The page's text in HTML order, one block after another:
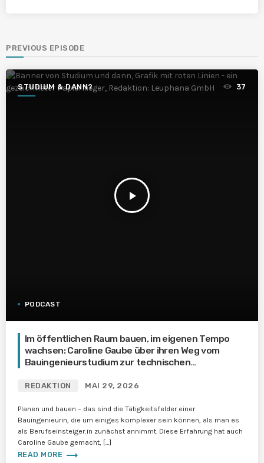
PREVIOUS EPISODE
STUDIUM & DANN?
play_arrow
37
PODCAST
Im öffentlichen Raum bauen, im eigenen Tempo
wachsen: Caroline Gaube über ihren Weg vom
Bauingenieurstudium zur technischen
REDAKTION MAI 29, 2026
Planen und bauen – das sind die Tätigkeitsfelder einer
Bauingenieurin, die um einiges komplexer sein können, als man es
als Berufseinsteiger:in zunächst annimmt. Diese Erfahrung hat auch
Caroline Gaube gemacht, […]
READ MORE trending_flat